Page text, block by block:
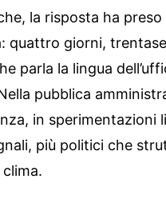
la risposta ha
quattro giorni,
parla la lingua
pubblica
in sperimentazioni
più politici che